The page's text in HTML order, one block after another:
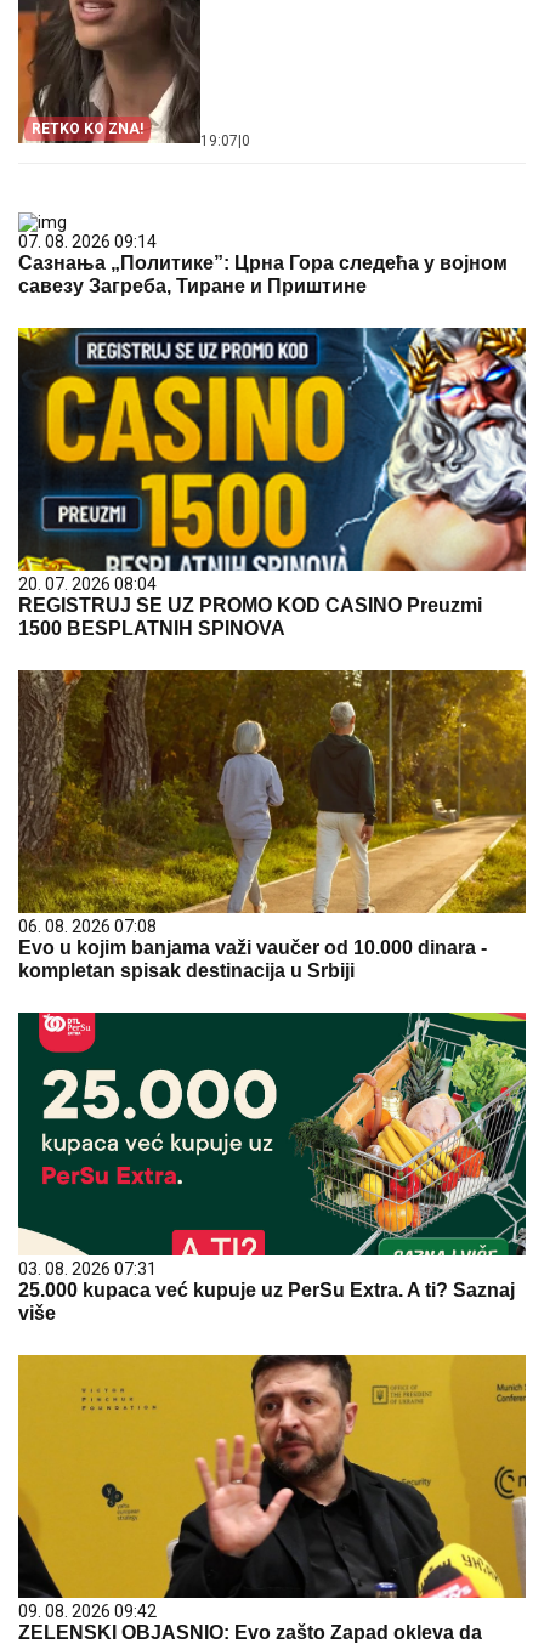
RETKO KO ZNA!
19:07 0
07. 08. 2026 09:14
Сазнања „Политике”: Црна Гора следећа у војном
савезу Загреба, Тиране и Приштине
20. 07. 2026 08:04
REGISTRUJ SE UZ PROMO KOD CASINO Preuzmi
1500 BESPLATNIH SPINOVA
06. 08. 2026 07:08
Evo u kojim banjama važi vaučer od 10.000 dinara -
kompletan spisak destinacija u Srbiji
03. 08. 2026 07:31
25.000 kupaca već kupuje uz PerSu Extra. A ti? Saznaj
više
09. 08. 2026 09:42
ZELENSKI OBJASNIO: Evo zašto Zapad okleva da